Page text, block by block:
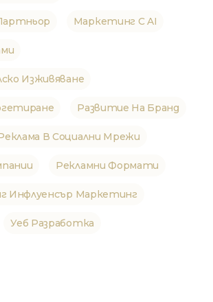
Маркетинг С AI
Изживяване
Развитие На Бранд
В Социални Мрежи
Рекламни Формати
Инфлуенсър Маркетинг
Уеб Разработка